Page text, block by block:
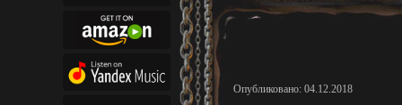
Опубликовано: 04.12.2018